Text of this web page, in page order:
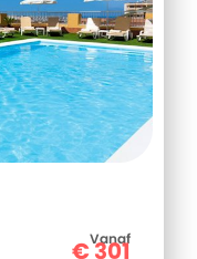
Vanaf
€301